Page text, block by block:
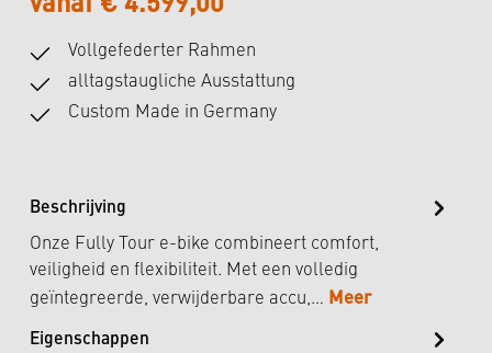
Vollgefederter Rahmen
alltagstaugliche Ausstattung
Custom Made in Germany
Beschrijving
Onze Fully Tour e-bike combineert comfort,
veiligheid en flexibiliteit. Met een volledig
geïntegreerde, verwijderbare accu,… Meer
Eigenschappen